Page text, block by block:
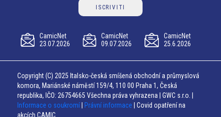
ISCRIVITI
CamicNet
23.07.2026
CamicNet
09.07.2026
CamicNet
25.6.2026
Copyright (C) 2025 Italsko-česká smíšená obchodní a průmyslová
komora, Mariánské náměstí 159/4, 110 00 Praha 1, Česká
republika, IČO: 26754665 Všechna práva vyhrazena | GWC s.r.o. |
Informace o soukromí
Právní informace | Covid opatření na
akcích CAMIC